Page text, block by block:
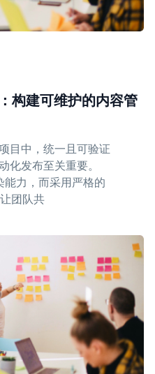
构建可维护的内容管
目中，统一且可验证
化发布至关重要。
力，而采用严格的
团队共